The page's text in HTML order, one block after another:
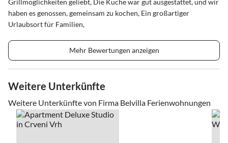
haben es genossen, gemeinsam zu kochen, Ein großartiger
Urlaubsort für Familien,
Mehr Bewertungen anzeigen
Weitere Unterkünfte
Weitere Unterkünfte von Firma Belvilla Ferienwohnungen